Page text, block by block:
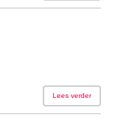
Lees verder